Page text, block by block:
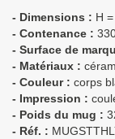
- Dimensions : H
- Contenance :
- Surface de
- Matériaux :
- Couleur : corps
- Impression :
- Poids du mug :
- Réf. :